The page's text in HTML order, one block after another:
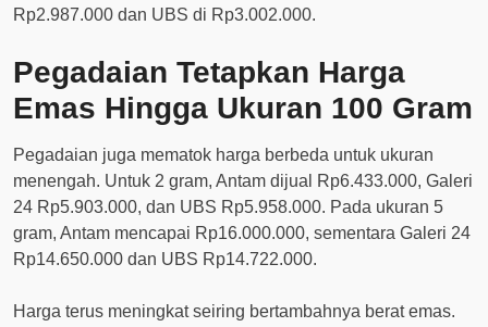
Rp2.987.000 dan UBS di Rp3.002.000.
Pegadaian Tetapkan Harga
Emas Hingga Ukuran 100 Gram
Pegadaian juga mematok harga berbeda untuk ukuran
menengah. Untuk 2 gram, Antam dijual Rp6.433.000, Galeri
24 Rp5.903.000, dan UBS Rp5.958.000. Pada ukuran 5
gram, Antam mencapai Rp16.000.000, sementara Galeri 24
Rp14.650.000 dan UBS Rp14.722.000.
Harga terus meningkat seiring bertambahnya berat emas.